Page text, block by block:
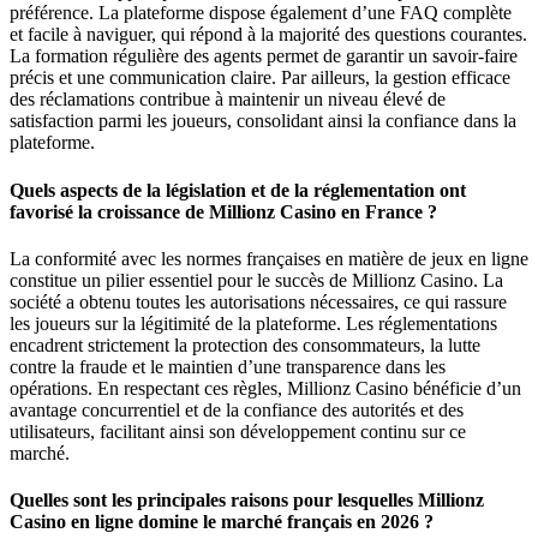
préférence. La plateforme dispose également d’une FAQ complète
et facile à naviguer, qui répond à la majorité des questions courantes.
La formation régulière des agents permet de garantir un savoir-faire
précis et une communication claire. Par ailleurs, la gestion efficace
des réclamations contribue à maintenir un niveau élevé de
satisfaction parmi les joueurs, consolidant ainsi la confiance dans la
plateforme.
Quels aspects de la législation et de la réglementation ont
favorisé la croissance de Millionz Casino en France ?
La conformité avec les normes françaises en matière de jeux en ligne
constitue un pilier essentiel pour le succès de Millionz Casino. La
société a obtenu toutes les autorisations nécessaires, ce qui rassure
les joueurs sur la légitimité de la plateforme. Les réglementations
encadrent strictement la protection des consommateurs, la lutte
contre la fraude et le maintien d’une transparence dans les
opérations. En respectant ces règles, Millionz Casino bénéficie d’un
avantage concurrentiel et de la confiance des autorités et des
utilisateurs, facilitant ainsi son développement continu sur ce
marché.
Quelles sont les principales raisons pour lesquelles Millionz
Casino en ligne domine le marché français en 2026 ?